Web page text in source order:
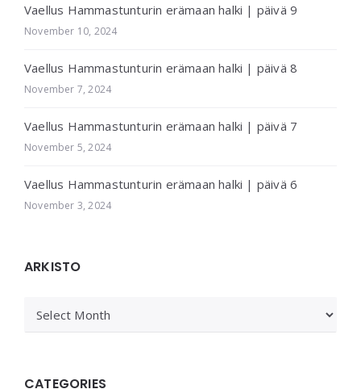
Vaellus Hammastunturin erämaan halki | päivä 9
November 10, 2024
Vaellus Hammastunturin erämaan halki | päivä 8
November 7, 2024
Vaellus Hammastunturin erämaan halki | päivä 7
November 5, 2024
Vaellus Hammastunturin erämaan halki | päivä 6
November 3, 2024
ARKISTO
CATEGORIES